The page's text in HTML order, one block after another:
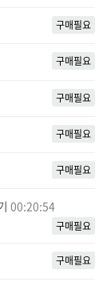
구매필요
구매필요
구매필요
구매필요
구매필요
00:20:54
구매필요
구매필요